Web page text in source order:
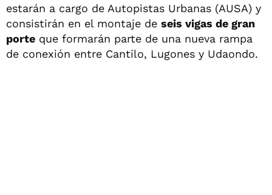
estarán a cargo de Autopistas Urbanas (AUSA) y
consistirán en el montaje de seis vigas de gran
porte que formarán parte de una nueva rampa
de conexión entre Cantilo, Lugones y Udaondo.